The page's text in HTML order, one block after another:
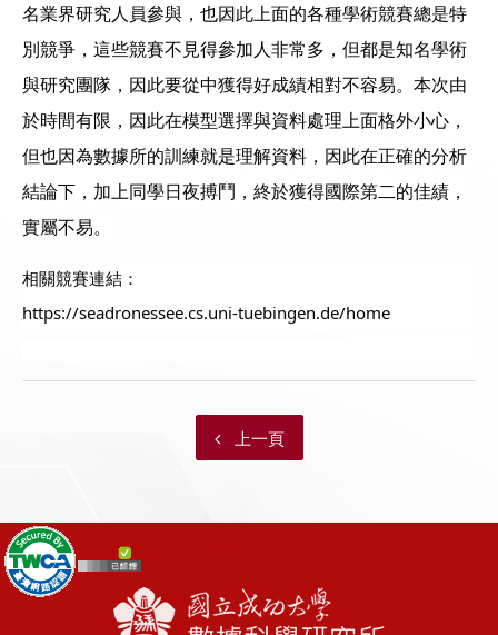
名業界研究人員參與，也因此上面的各種學術競賽總是特
別競爭，這些競賽不見得參加人非常多，但都是知名學術
與研究團隊，因此要從中獲得好成績相對不容易。本次由
於時間有限，因此在模型選擇與資料處理上面格外小心，
但也因為數據所的訓練就是理解資料，因此在正確的分析
結論下，加上同學日夜搏鬥，終於獲得國際第二的佳績，
實屬不易。
相關競賽連結：
https://seadronessee.cs.uni-tuebingen.de/home
上一頁